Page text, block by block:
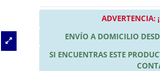
ADVERTENCIA:
ENVÍO A DOMICILIO
SI ENCUENTRAS ESTE